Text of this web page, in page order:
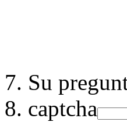
Su
captcha